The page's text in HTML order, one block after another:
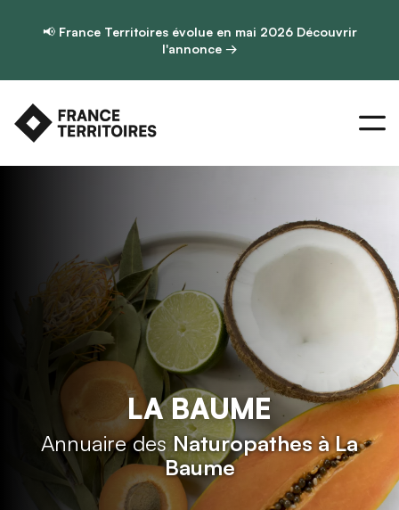
📢 France Territoires évolue en mai 2026 Découvrir
l'annonce →
LA BAUME
Annuaire desNaturopathes à La
Baume